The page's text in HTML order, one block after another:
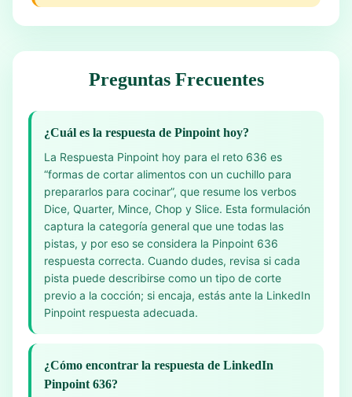
Preguntas Frecuentes
¿Cuál es la respuesta de Pinpoint hoy?
La Respuesta Pinpoint hoy para el reto 636 es
“formas de cortar alimentos con un cuchillo para
prepararlos para cocinar”, que resume los verbos
Dice, Quarter, Mince, Chop y Slice. Esta formulación
captura la categoría general que une todas las
pistas, y por eso se considera la Pinpoint 636
respuesta correcta. Cuando dudes, revisa si cada
pista puede describirse como un tipo de corte
previo a la cocción; si encaja, estás ante la LinkedIn
Pinpoint respuesta adecuada.
¿Cómo encontrar la respuesta de LinkedIn
Pinpoint 636?